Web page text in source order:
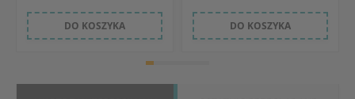
DO KOSZYKA DO KOSZYKA